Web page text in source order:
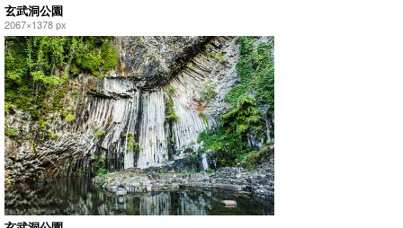
玄武洞公園
2067×1378 px